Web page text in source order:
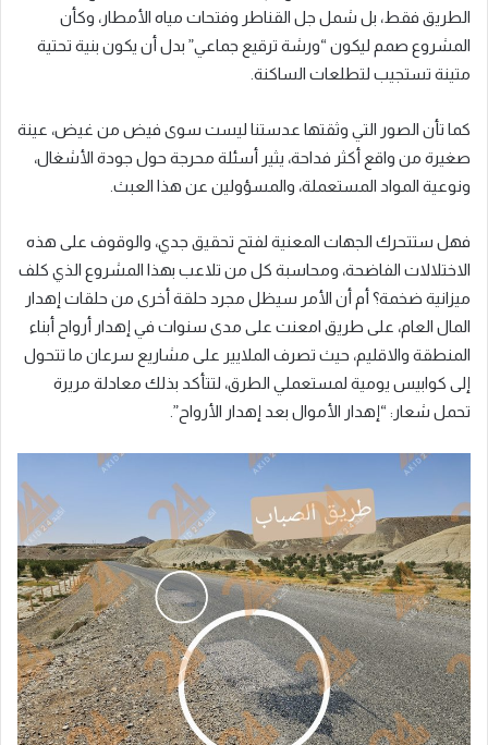
الطريق فقط، بل شمل جل القناطر وفتحات مياه الأمطار، وكأن
المشروع صمم ليكون “ورشة ترقيع جماعي” بدل أن يكون بنية تحتية
متينة تستجيب لتطلعات الساكنة.
كما تأن الصور التي وثقتها عدستنا ليست سوى فيض من غيض، عينة
صغيرة من واقع أكثر فداحة، يثير أسئلة محرجة حول جودة الأشغال،
ونوعية المواد المستعملة، والمسؤولين عن هذا العبث.
فهل ستتحرك الجهات المعنية لفتح تحقيق جدي، والوقوف على هذه
الاختلالات الفاضحة، ومحاسبة كل من تلاعب بهذا المشروع الذي كلف
ميزانية ضخمة؟ أم أن الأمر سيظل مجرد حلقة أخرى من حلقات إهدار
المال العام، على طريق امعنت على مدى سنوات في إهدار أرواح أبناء
المنطقة والاقليم، حيث تصرف الملايير على مشاريع سرعان ما تتحول
إلى كوابيس يومية لمستعملي الطرق، لتتأكد بذلك معادلة مريرة
تحمل شعار: “إهدار الأموال بعد إهدار الأرواح”.